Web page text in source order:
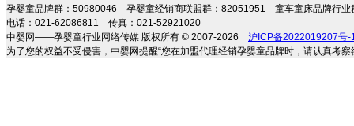
孕婴童品牌群：50980046 孕婴童经销商联盟群：82051951 童车童床品牌行
电话：021-62086811 传真：021-52921020
中婴网——孕婴童行业网络传媒 版权所有 © 2007-2026 沪ICP备2022019207号-
为了您的权益不受侵害，中婴网提醒“您在加盟代理经销孕婴童品牌时，请认真考